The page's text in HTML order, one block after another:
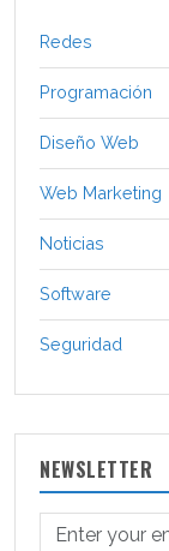
Redes
Programación
Diseño Web
Web Marketing
Noticias
Software
Seguridad
NEWSLETTER